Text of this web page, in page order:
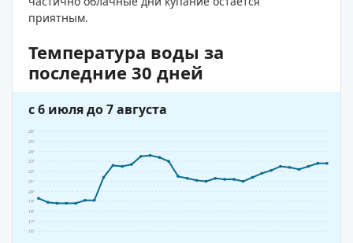
приятным.
Температура воды за
последние 30 дней
с 6 июля до 7 августа
16°
17°
18°
19°
20°
21°
22°
23°
24°
25°
26°